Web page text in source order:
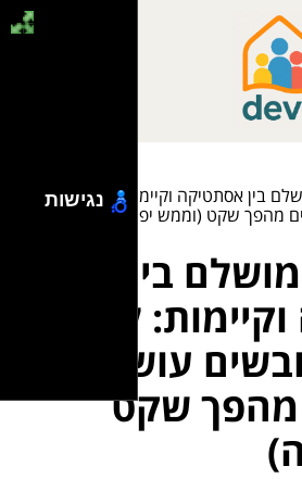
בין אסתטיקה וקיימות: למה פרחים
מהפך שקט (וממש יפה)
בין
למה
עושים
מהפך שקט
נגישות